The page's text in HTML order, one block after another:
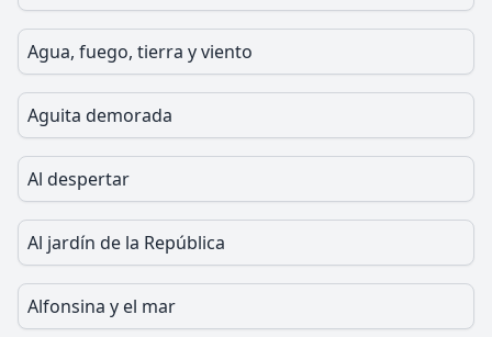
Agua, fuego, tierra y viento
Aguita demorada
Al despertar
Al jardín de la República
Alfonsina y el mar